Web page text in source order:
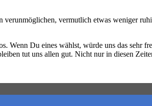
vermutlich etwas weniger
Wenn Du eines wählst, würde uns das sehr
tut uns allen gut. Nicht nur in diesen